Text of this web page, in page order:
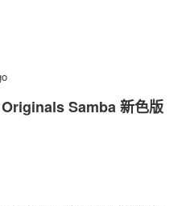
Samba 新色版